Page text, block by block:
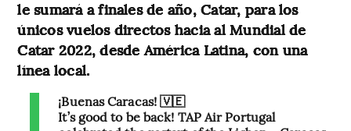
le sumará a finales de año, Catar, para los
únicos vuelos directos hacia al Mundial de
Catar 2022, desde América Latina, con una
línea local.
¡Buenas Caracas! 🇻🇪
It’s good to be back! TAP Air Portugal